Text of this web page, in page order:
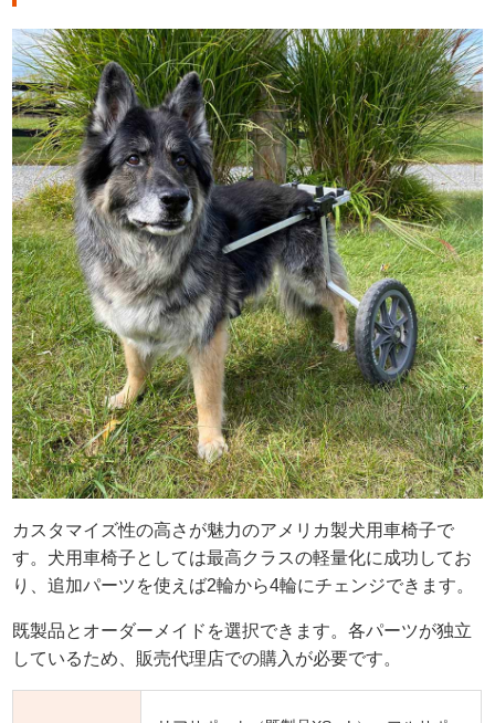
カスタマイズ性の高さが魅力のアメリカ製犬用車椅子で
す。犬用車椅子としては最高クラスの軽量化に成功してお
り、追加パーツを使えば2輪から4輪にチェンジできます。
既製品とオーダーメイドを選択できます。各パーツが独立
しているため、販売代理店での購入が必要です。